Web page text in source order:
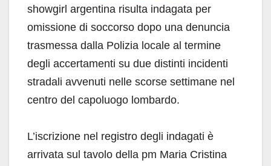
showgirl argentina risulta indagata per
omissione di soccorso dopo una denuncia
trasmessa dalla Polizia locale al termine
degli accertamenti su due distinti incidenti
stradali avvenuti nelle scorse settimane nel
centro del capoluogo lombardo.
L’iscrizione nel registro degli indagati è
arrivata sul tavolo della pm Maria Cristina